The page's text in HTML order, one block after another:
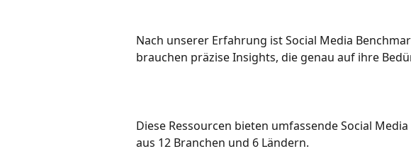
Nach unserer Erfahrung ist Social Media
brauchen präzise Insights, die genau auf ihre
Diese Ressourcen bieten umfassende Social
aus 12 Branchen und 6 Ländern.